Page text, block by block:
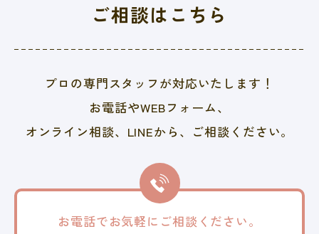
ご相談はこちら
プロの専門スタッフが対応いたします！
お電話やWEBフォーム、
オンライン相談、LINEから、 ご相談ください。
お電話でお気軽に ご相談ください。